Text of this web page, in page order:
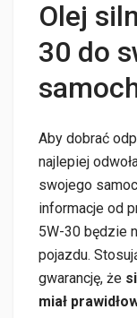
Olej
30 do
Aby dobrać
najlepiej
swojego
informacje od
5W-30 będzie
pojazdu.
gwarancję, że
miał